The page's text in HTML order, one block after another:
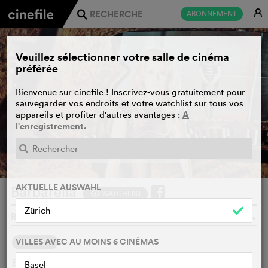
ABONNEMENT E
j
Barbarella WATCHLIST
ROGER VADIM, USA, 1968
SYNOPSIS
En l'an 40 000, le président de la Terre envoie l'astronaute
Veuillez sélectionner votre salle de cinéma
préférée
Bienvenue sur cinefile ! Inscrivez-vous gratuitement pour
sauvegarder vos endroits et votre watchlist sur tous vos
appareils et profiter d'autres avantages : A
l'enregistrement.
AKTUELLE AUSWAHL
Zürich
VILLES AVEC AU MOINS 6 CINÉMAS
Basel